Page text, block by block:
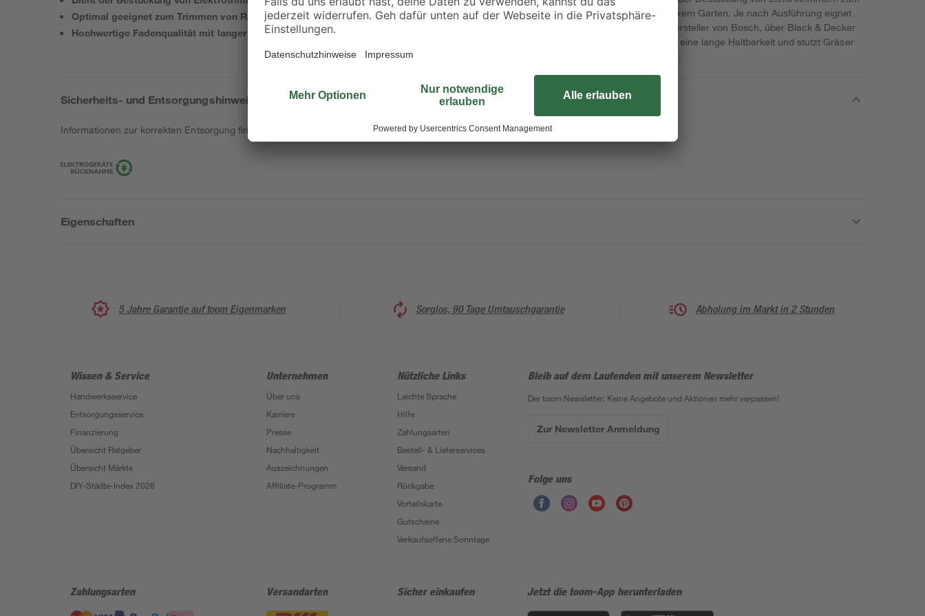
Optimal geeignet zum Trimmen von Rasenkanten und Sträuchern
Hochwertige Fadenqualität mit langer Haltbarkeit
sauberen Rasenkanten- und Strauchschnitt in Ihrem Garten. Je nach Ausführung eignet
sich das Produkt für Geräte unterschiedlicher Hersteller von Bosch, über Black & Decker
und Einhell bis Gardena. Der feste Faden besitzt eine lange Haltbarkeit und stutzt Gräser
Sicherheits- und Entsorgungshinweise
Informationen zur korrekten Entsorgung findest du
Eigenschaften
5 Jahre Garantie auf toom Eigenmarken Sorglos, 90 Tage Umtauschgarantie Abholung im Markt in 2 Stunden
Wissen & Service
Handwerksservice
Entsorgungsservice
Finanzierung
Übersicht Ratgeber
Übersicht Märkte
DIY-Städte-Index 2026
Unternehmen
Über uns
Karriere
Presse
Nachhaltigkeit
Auszeichnungen
Affiliate-Programm
Nützliche Links
Leichte Sprache
Hilfe
Zahlungsarten
Bestell- & Lieferservices
Versand
Rückgabe
Vorteilskarte
Gutscheine
Verkaufsoffene Sonntage
Bleib auf dem Laufenden mit unserem Newsletter
Der toom Newsletter: Keine Angebote und Aktionen mehr verpassen!
Zur Newsletter Anmeldung
Folge uns
Zahlungsarten Versandarten Sicher einkaufen Jetzt die toom-App herunterladen